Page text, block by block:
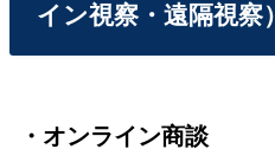
イン視察・遠隔視察）
・オンライン商談